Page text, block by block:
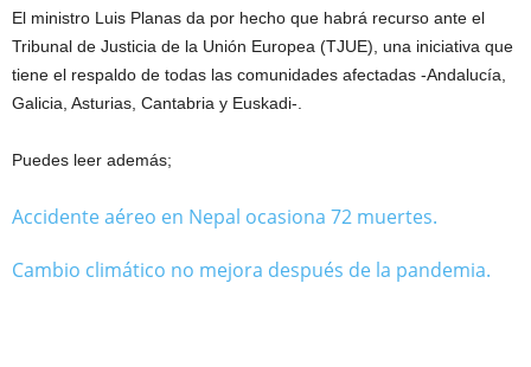
El ministro Luis Planas da por hecho que habrá recurso ante el
Tribunal de Justicia de la Unión Europea (TJUE), una iniciativa que
tiene el respaldo de todas las comunidades afectadas -Andalucía,
Galicia, Asturias, Cantabria y Euskadi-.
Puedes leer además;
Accidente aéreo en Nepal ocasiona 72 muertes.
Cambio climático no mejora después de la pandemia.